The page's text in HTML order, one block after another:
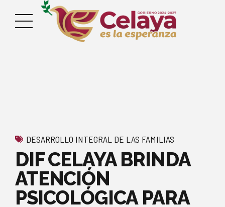
DESARROLLO INTEGRAL DE LAS FAMILIAS
DIF CELAYA BRINDA
ATENCIÓN
PSICOLÓGICA PARA